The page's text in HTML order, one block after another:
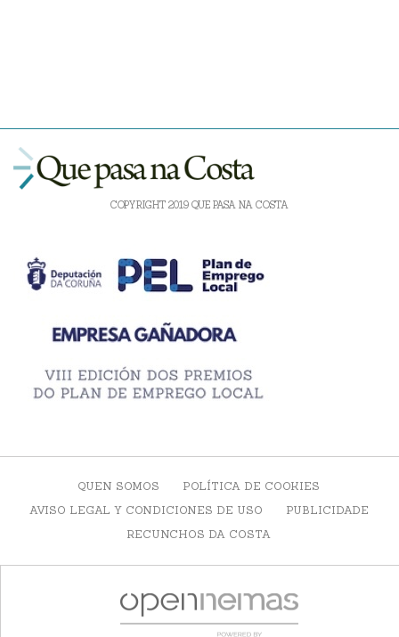
COPYRIGHT 2019 QUE PASA NA COSTA
QUEN SOMOS
POLÍTICA DE COOKIES
AVISO LEGAL Y CONDICIONES DE USO
PUBLICIDADE
RECUNCHOS DA COSTA